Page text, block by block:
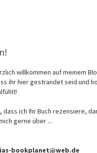
willkommen auf meinem
ihr hier gestrandet seid und
dass ich Ihr Buch rezensiere,
gerne über ...
bookplanet@web.de